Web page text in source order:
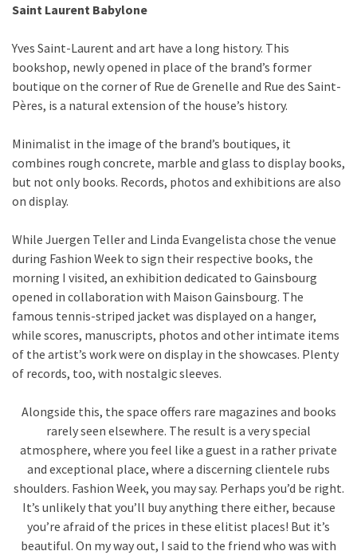
Saint Laurent Babylone
Yves Saint-Laurent and art have a long history. This
bookshop, newly opened in place of the brand’s former
boutique on the corner of Rue de Grenelle and Rue des Saint-
Pères, is a natural extension of the house’s history.
Minimalist in the image of the brand’s boutiques, it
combines rough concrete, marble and glass to display books,
but not only books. Records, photos and exhibitions are also
on display.
While Juergen Teller and Linda Evangelista chose the venue
during Fashion Week to sign their respective books, the
morning I visited, an exhibition dedicated to Gainsbourg
opened in collaboration with Maison Gainsbourg. The
famous tennis-striped jacket was displayed on a hanger,
while scores, manuscripts, photos and other intimate items
of the artist’s work were on display in the showcases. Plenty
of records, too, with nostalgic sleeves.
Alongside this, the space offers rare magazines and books
rarely seen elsewhere. The result is a very special
atmosphere, where you feel like a guest in a rather private
and exceptional place, where a discerning clientele rubs
shoulders. Fashion Week, you may say. Perhaps you’d be right.
It’s unlikely that you’ll buy anything there either, because
you’re afraid of the prices in these elitist places! But it’s
beautiful. On my way out, I said to the friend who was with